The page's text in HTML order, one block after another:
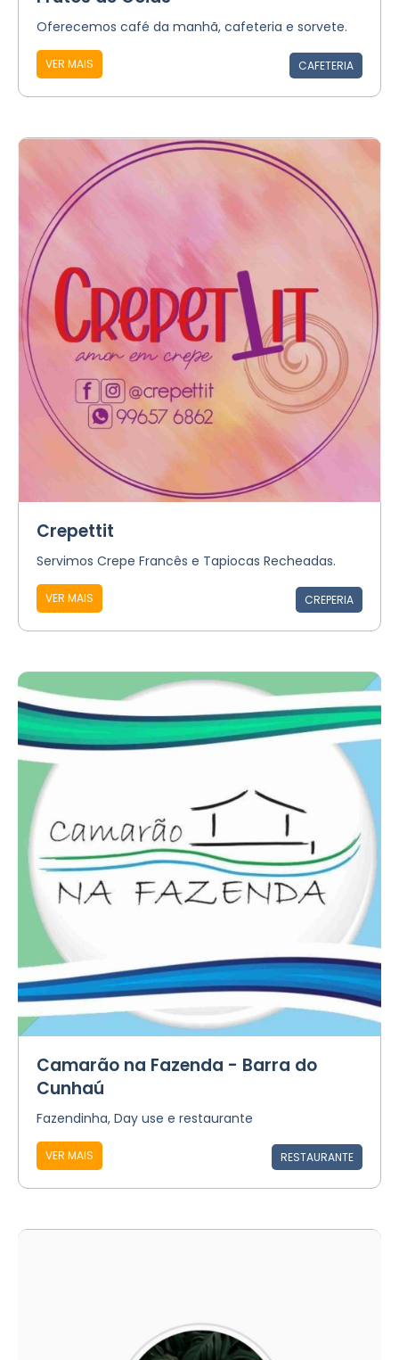
Oferecemos café da manhã, cafeteria e sorvete.
VER MAIS CAFETERIA
Crepettit
Servimos Crepe Francês e Tapiocas Recheadas.
VER MAIS CREPERIA
Camarão na Fazenda - Barra do
Cunhaú
Fazendinha, Day use e restaurante
VER MAIS RESTAURANTE